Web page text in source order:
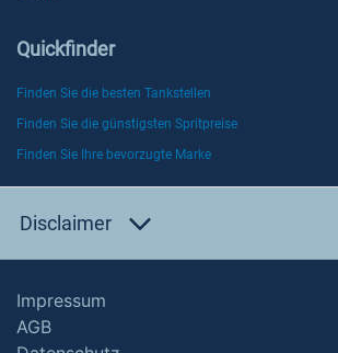
Quickfinder
Finden Sie die besten Tankstellen
Finden Sie die günstigsten Spritpreise
Finden Sie Ihre bevorzugte Marke
Disclaimer
Impressum
AGB